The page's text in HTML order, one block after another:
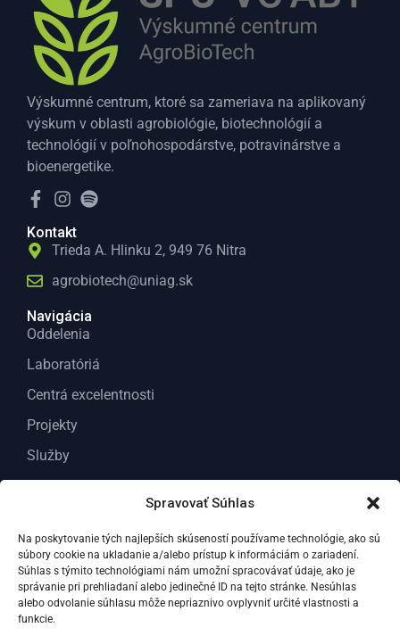
Spravovať Súhlas
Na poskytovanie tých najlepších skúseností používame technológie, ako sú
súbory cookie na ukladanie a/alebo prístup k informáciám o zariadení.
Súhlas s týmito technológiami nám umožní spracovávať údaje, ako je
správanie pri prehliadaní alebo jedinečné ID na tejto stránke. Nesúhlas
alebo odvolanie súhlasu môže nepriaznivo ovplyvniť určité vlastnosti a
funkcie.
Výskumné centrum, ktoré sa zameriava na aplikovaný
výskum v oblasti agrobiológie, biotechnológií a
technológií v poľnohospodárstve, potravinárstve a
bioenergetike.
Kontakt
Trieda A. Hlinku 2, 949 76 Nitra
agrobiotech@uniag.sk
Navigácia
Oddelenia
Laboratóriá
Centrá excelentnosti
Projekty
Služby
O nás
Dokumenty
Všeobecné dokumenty
Dokumenty Pre odborných riešiteľov VC ABT